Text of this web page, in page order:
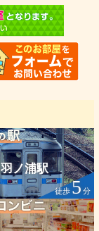
羽ノ浦駅
徒歩5 分